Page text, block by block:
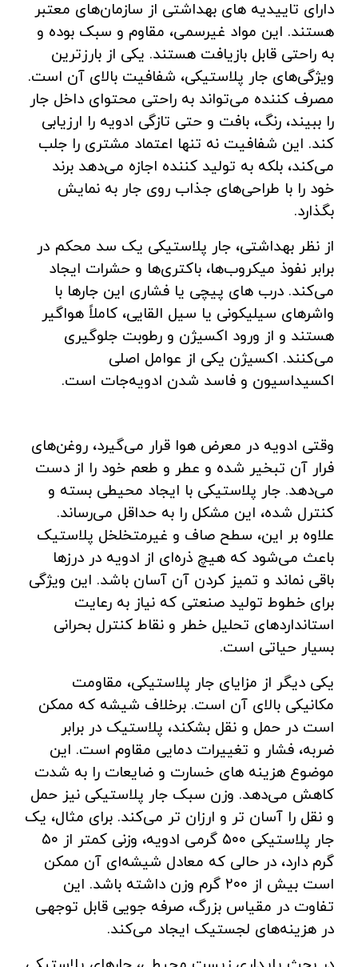
دارای تاییدیه‌ های بهداشتی از سازمان‌های معتبر
هستند. این مواد غیرسمی، مقاوم و سبک بوده و
به راحتی قابل بازیافت هستند. یکی از بارزترین
ویژگی‌های جار پلاستیکی، شفافیت بالای آن است.
مصرف‌ کننده می‌تواند به راحتی محتوای داخل جار
را ببیند، رنگ، بافت و حتی تازگی ادویه را ارزیابی
کند. این شفافیت نه تنها اعتماد مشتری را جلب
می‌کند، بلکه به تولید کننده اجازه می‌دهد برند
خود را با طراحی‌های جذاب روی جار به نمایش
بگذارد.
از نظر بهداشتی، جار پلاستیکی یک سد محکم در
برابر نفوذ میکروب‌ها، باکتری‌ها و حشرات ایجاد
می‌کند. درب‌ های پیچی یا فشاری این جارها با
واشرهای سیلیکونی یا سیل القایی، کاملاً هواگیر
هستند و از ورود اکسیژن و رطوبت جلوگیری
می‌کنند. اکسیژن یکی از عوامل اصلی
اکسیداسیون و فاسد شدن ادویه‌جات است.
وقتی ادویه در معرض هوا قرار می‌گیرد، روغن‌های
فرار آن تبخیر شده و عطر و طعم خود را از دست
می‌دهد. جار پلاستیکی با ایجاد محیطی بسته و
کنترل‌ شده، این مشکل را به حداقل می‌رساند.
علاوه بر این، سطح صاف و غیرمتخلخل پلاستیک
باعث می‌شود که هیچ ذره‌ای از ادویه در درزها
باقی نماند و تمیز کردن آن آسان باشد. این ویژگی
برای خطوط تولید صنعتی که نیاز به رعایت
استانداردهای تحلیل خطر و نقاط کنترل بحرانی
بسیار حیاتی است.
یکی دیگر از مزایای جار پلاستیکی، مقاومت
مکانیکی بالای آن است. برخلاف شیشه که ممکن
است در حمل‌ و نقل بشکند، پلاستیک در برابر
ضربه، فشار و تغییرات دمایی مقاوم است. این
موضوع هزینه‌ های خسارت و ضایعات را به شدت
کاهش می‌دهد. وزن سبک جار پلاستیکی نیز حمل
‌و نقل را آسان‌ تر و ارزان ‌تر می‌کند. برای مثال، یک
جار پلاستیکی ۵۰۰ گرمی ادویه، وزنی کمتر از ۵۰
گرم دارد، در حالی که معادل شیشه‌ای آن ممکن
است بیش از ۲۰۰ گرم وزن داشته باشد. این
تفاوت در مقیاس بزرگ، صرفه‌ جویی قابل توجهی
در هزینه‌های لجستیک ایجاد می‌کند.